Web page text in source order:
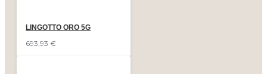
LINGOTTO ORO 5G
693,93 €